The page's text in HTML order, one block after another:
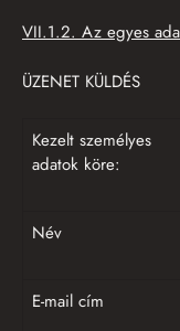
VII.1.2. Az egyes
ÜZENET KÜLDÉS
Kezelt személyes
adatok köre:
Név
E-mail cím